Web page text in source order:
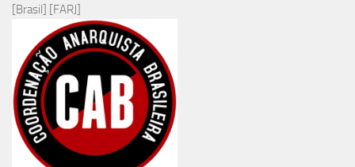
[Brasil] [FARJ]